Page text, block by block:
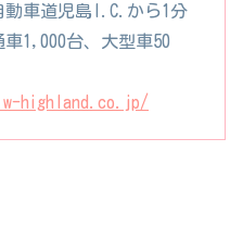
動車道児島I.C.から1分
1,000台、大型車50
highland.co.jp/